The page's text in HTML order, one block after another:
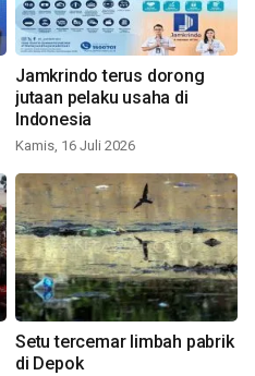
Jamkrindo terus dorong
jutaan pelaku usaha di
Indonesia
Kamis, 16 Juli 2026
Setu tercemar limbah pabrik
di Depok